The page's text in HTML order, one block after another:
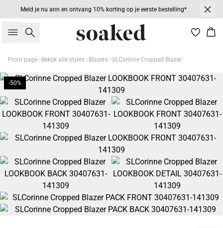
Meld je nu ann en ontvang 10% korting op je eerste bestelling*
Zoeken
Front page Bekijk alle styles Blazers SLCorinne Cropped Blazer
-50%